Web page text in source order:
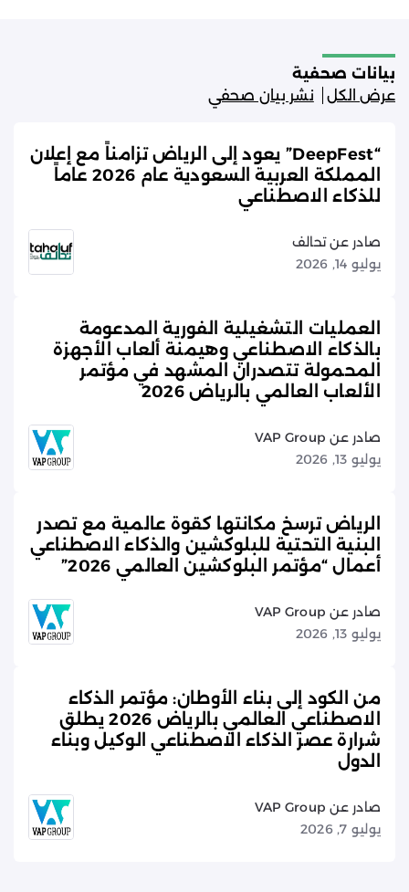
بيانات صحفية
عرض الكل
نشر بيان صحفي
“DeepFest” يعود إلى الرياض تزامناً مع إعلان
المملكة العربية السعودية عام 2026 عاماً
للذكاء الاصطناعي
صادر عن تحالف
يوليو 14, 2026
العمليات التشغيلية الفورية المدعومة
بالذكاء الاصطناعي وهيمنة ألعاب الأجهزة
المحمولة تتصدران المشهد في مؤتمر
الألعاب العالمي بالرياض 2026
صادر عن VAP Group
يوليو 13, 2026
الرياض ترسخ مكانتها كقوة عالمية مع تصدر
البنية التحتية للبلوكشين والذكاء الاصطناعي
أعمال “مؤتمر البلوكشين العالمي 2026”
صادر عن VAP Group
يوليو 13, 2026
من الكود إلى بناء الأوطان: مؤتمر الذكاء
الاصطناعي العالمي بالرياض 2026 يطلق
شرارة عصر الذكاء الاصطناعي الوكيل وبناء
الدول
صادر عن VAP Group
يوليو 7, 2026